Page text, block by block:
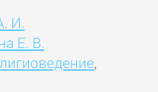
И.
Е. В.
,